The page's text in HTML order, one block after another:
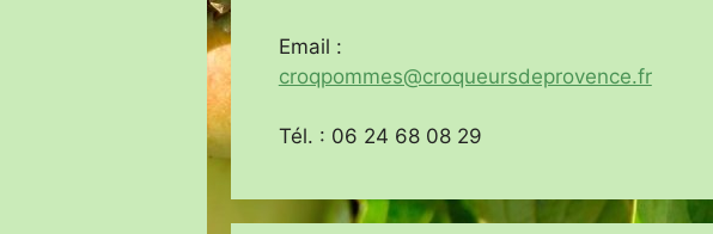
Email :
croqpommes@croqueursdeprovence.fr
Tél. : 06 24 68 08 29